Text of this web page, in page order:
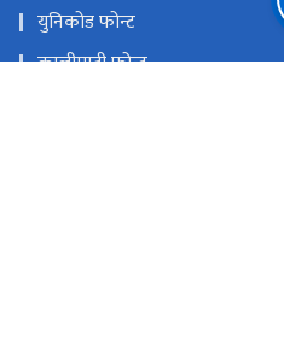
युनिकोड फोन्ट
कालीमाटी फोन्ट